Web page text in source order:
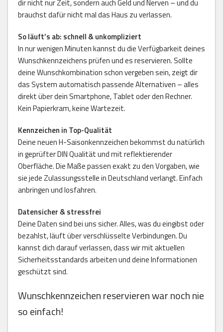
dir nicht nur Zeit, sondern auch Geld und Nerven – und du
brauchst dafür nicht mal das Haus zu verlassen.
So läuft’s ab: schnell & unkompliziert
In nur wenigen Minuten kannst du die Verfügbarkeit deines
Wunschkennzeichens prüfen und es reservieren. Sollte
deine Wunschkombination schon vergeben sein, zeigt dir
das System automatisch passende Alternativen – alles
direkt über dein Smartphone, Tablet oder den Rechner.
Kein Papierkram, keine Wartezeit.
Kennzeichen in Top-Qualität
Deine neuen H-Saisonkennzeichen bekommst du natürlich
in geprüfter DIN Qualität und mit reflektierender
Oberfläche. Die Maße passen exakt zu den Vorgaben, wie
sie jede Zulassungsstelle in Deutschland verlangt. Einfach
anbringen und losfahren.
Datensicher & stressfrei
Deine Daten sind bei uns sicher. Alles, was du eingibst oder
bezahlst, läuft über verschlüsselte Verbindungen. Du
kannst dich darauf verlassen, dass wir mit aktuellen
Sicherheitsstandards arbeiten und deine Informationen
geschützt sind.
Wunschkennzeichen reservieren war noch nie
so einfach!